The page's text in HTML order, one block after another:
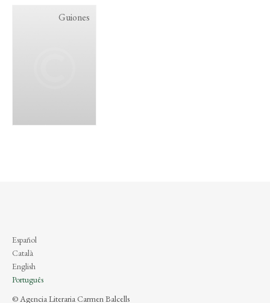
Guiones
Español
Català
English
Português
© Agencia Literaria Carmen Balcells